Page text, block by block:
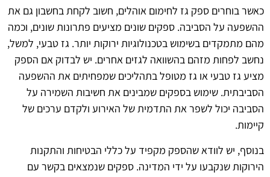
כאשר בוחרים ספק גז לחימום אוהלים, חשוב לקחת בחשבון גם את
ההשפעה על הסביבה. ספקים שונים מציעים פתרונות שונים, וכמה
מהם מתמקדים בשימוש בטכנולוגיות ירוקות יותר. גז טבעי, למשל,
נחשב לפחות מזהם בהשוואה לגזים אחרים. יש לבדוק אם הספק
מציע גז טבעי או גז מטופל בתהליכים שמפחיתים את ההשפעה
הסביבתית. שימוש בספקים שמבינים את חשיבות השמירה על
הסביבה יכול לשפר את התדמית של האירוע ולקדם ערכים של
קיימות.
בנוסף, יש לוודא שהספק מקפיד על כללי הבטיחות והתקנות
הירוקות שנקבעו על ידי המדינה. ספקים שנמצאים בקשר עם